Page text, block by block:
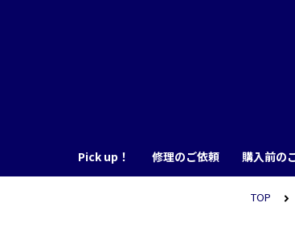
Pick up！ 修理のご依頼 購入前の
TOP